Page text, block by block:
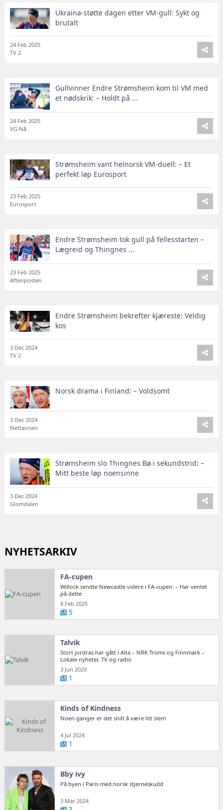
Ukraina-støtte dagen etter VM-gull: Sykt og
brutalt
24 Feb 2025
TV 2
Gullvinner Endre Strømsheim kom til VM med
et nødskrik: – Holdt på ...
24 Feb 2025
VG Nå
Strømsheim vant helnorsk VM-duell: – Et
perfekt løp Eurosport
23 Feb 2025
Eurosport
Endre Strømsheim tok gull på fellesstarten –
Lægreid og Thingnes ...
23 Feb 2025
Aftenposten
Endre Strømsheim bekrefter kjæreste: Veldig
kos
3 Dec 2024
TV 2
Norsk drama i Finland: – Voldsomt
3 Dec 2024
Nettavisen
Strømsheim slo Thingnes Bø i sekundstrid: –
Mitt beste løp noensinne
3 Dec 2024
Glomdalen
NYHETSARKIV
FA-cupen
Willock sendte Newcastle videre i FA-cupen: – Har ventet
på dette
8 Feb 2025
5
Talvik
Stort jordras har gått i Alta – NRK Troms og Finnmark –
Lokale nyheter, TV og radio
3 Jun 2020
1
Kinds of Kindness
Noen ganger er det snilt å være litt slem
4 Jul 2024
1
Bby ivy
På byen i Paris med norsk stjerneskudd
3 Mar 2024